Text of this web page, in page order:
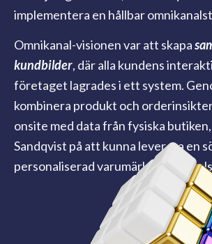
implementera en hållbar
Omnikanal-visionen var att skapa
kundbilder, där alla kundens
företaget lagrades i ett system.
kombinera produkt och
onsite med data från fysiska
Sandqvist på att kunna leverera en
personaliserad